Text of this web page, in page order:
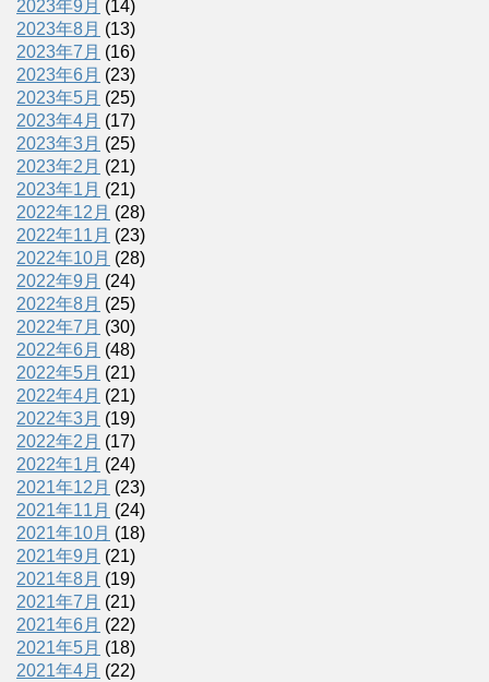
2023年9月 (14)
2023年8月 (13)
2023年7月 (16)
2023年6月 (23)
2023年5月 (25)
2023年4月 (17)
2023年3月 (25)
2023年2月 (21)
2023年1月 (21)
2022年12月 (28)
2022年11月 (23)
2022年10月 (28)
2022年9月 (24)
2022年8月 (25)
2022年7月 (30)
2022年6月 (48)
2022年5月 (21)
2022年4月 (21)
2022年3月 (19)
2022年2月 (17)
2022年1月 (24)
2021年12月 (23)
2021年11月 (24)
2021年10月 (18)
2021年9月 (21)
2021年8月 (19)
2021年7月 (21)
2021年6月 (22)
2021年5月 (18)
2021年4月 (22)